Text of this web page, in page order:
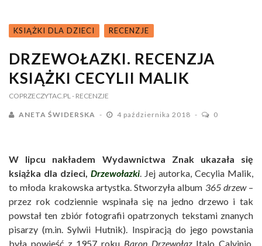
KSIĄŻKI DLA DZIECI RECENZJE
DRZEWOŁAZKI. RECENZJA
KSIĄŻKI CECYLII MALIK
COPRZECZYTAC.PL - RECENZJE
ANETA ŚWIDERSKA 4 października 2018 0
W lipcu nakładem Wydawnictwa Znak ukazała się
książka dla dzieci, Drzewołazki. Jej autorka, Cecylia Malik,
to młoda krakowska artystka. Stworzyła album 365 drzew–
przez rok codziennie wspinała się na jedno drzewo i tak
powstał ten zbiór fotografii opatrzonych tekstami znanych
pisarzy (m.in. Sylwii Hutnik). Inspiracją do jego powstania
była powieść z 1957 roku Baron DrzewołazItalo Calvinio.